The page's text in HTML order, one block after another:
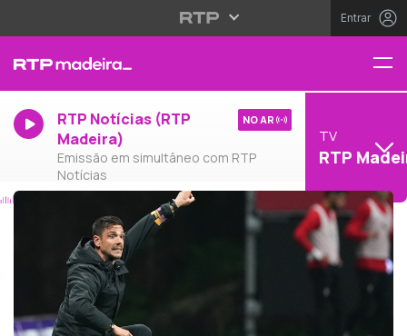
Entrar
RTP Notícias (RTP
Madeira)
Emissão em simultâneo com RTP
Notícias
NO AR
TV
RTP